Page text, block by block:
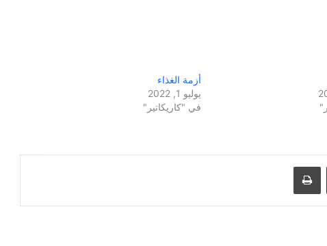
أزمة الغذاء
يوليو 1, 2022
في "كاريكاتير"
مشاركة عبر البريد طباعة